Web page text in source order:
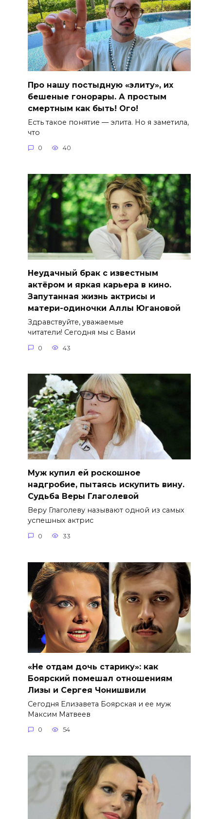
Про нашу постыдную «элиту», их
бешеные гонорары. А простым
смертным как быть! Ого!
Есть такое понятие — элита. Но я заметила,
что
0 40
Неудачный брак с известным
актёром и яркая карьера в кино.
Запутанная жизнь актрисы и
матери-одиночки Аллы Югановой
Здравствуйте, уважаемые
читатели! Сегодня мы с Вами
0 43
Муж купил ей роскошное
надгробие, пытаясь искупить вину.
Судьба Веры Глаголевой
Веру Глаголеву называют одной из самых
успешных актрис
0 33
«Не отдам дочь старику»: как
Боярский помешал отношениям
Лизы и Сергея Чонишвили
Сегодня Елизавета Боярская и ее муж
Максим Матвеев
0 54